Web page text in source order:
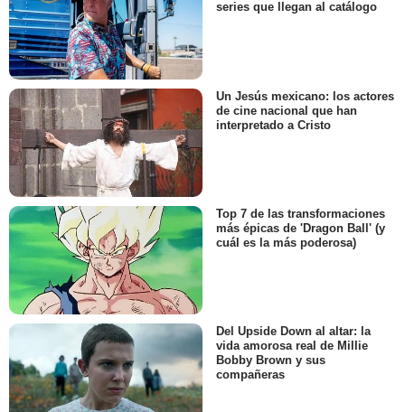
series que llegan al catálogo
Un Jesús mexicano: los actores
de cine nacional que han
interpretado a Cristo
Top 7 de las transformaciones
más épicas de 'Dragon Ball' (y
cuál es la más poderosa)
Del Upside Down al altar: la
vida amorosa real de Millie
Bobby Brown y sus
compañeras